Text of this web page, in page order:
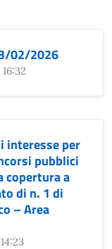
02/2026
interesse per
pubblici
copertura a
di n. 1 di
– Area